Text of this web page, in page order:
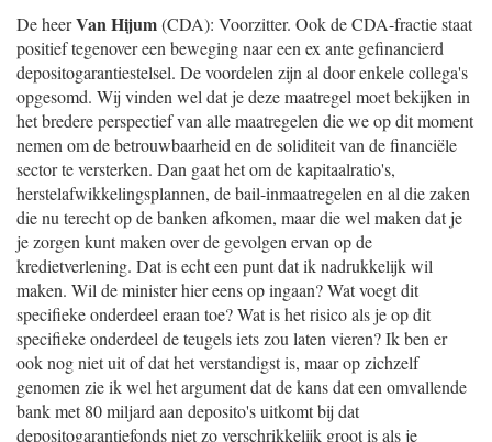
De heerVan Hijum(CDA): Voorzitter. Ook de CDA-fractie staat
positief tegenover een beweging naar een ex ante gefinancierd
depositogarantiestelsel. De voordelen zijn al door enkele collega's
opgesomd. Wij vinden wel dat je deze maatregel moet bekijken in
het bredere perspectief van alle maatregelen die we op dit moment
nemen om de betrouwbaarheid en de soliditeit van de financiële
sector te versterken. Dan gaat het om de kapitaalratio's,
herstelafwikkelingsplannen, de bail-inmaatregelen en al die zaken
die nu terecht op de banken afkomen, maar die wel maken dat je
je zorgen kunt maken over de gevolgen ervan op de
kredietverlening. Dat is echt een punt dat ik nadrukkelijk wil
maken. Wil de minister hier eens op ingaan? Wat voegt dit
specifieke onderdeel eraan toe? Wat is het risico als je op dit
specifieke onderdeel de teugels iets zou laten vieren? Ik ben er
ook nog niet uit of dat het verstandigst is, maar op zichzelf
genomen zie ik wel het argument dat de kans dat een omvallende
bank met 80 miljard aan deposito's uitkomt bij dat
depositogarantiefonds niet zo verschrikkelijk groot is als je